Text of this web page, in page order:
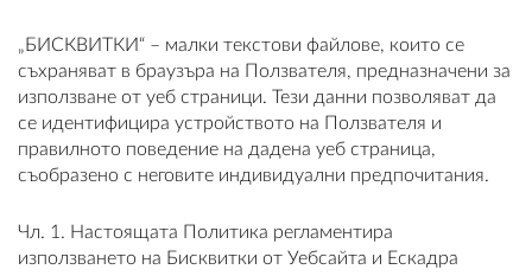
„БИСКВИТКИ“ – малки текстови файлове, които се
съхраняват в браузъра на Ползвателя, предназначени за
използване от уеб страници. Тези данни позволяват да
се идентифицира устройството на Ползвателя и
правилното поведение на дадена уеб страница,
съобразено с неговите индивидуални предпочитания.
Чл. 1. Настоящата Политика регламентира
използването на Бисквитки от Уебсайта и Ескадра
УСЛОВИЯ ЗА ДОСТАВКА
СТОКИ НА КРЕДИТ
ПОЛИТИКА ЗА БИСКВИТКИ